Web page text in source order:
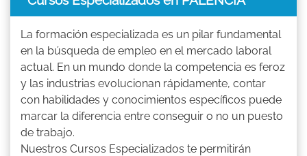
La formación especializada es un pilar fundamental
en la búsqueda de empleo en el mercado laboral
actual. En un mundo donde la competencia es feroz
y las industrias evolucionan rápidamente, contar
con habilidades y conocimientos específicos puede
marcar la diferencia entre conseguir o no un puesto
de trabajo.
Nuestros Cursos Especializados te permitirán